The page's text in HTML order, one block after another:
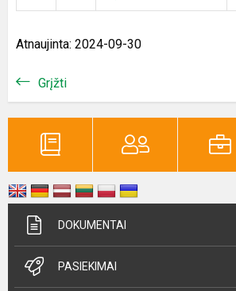
Atnaujinta: 2024-09-30
Grįžti
DOKUMENTAI
PASIEKIMAI